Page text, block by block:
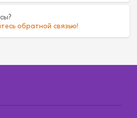
обратной связью!